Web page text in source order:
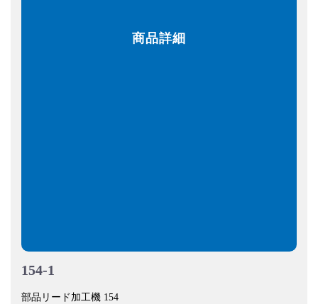
商品詳細
154-1
部品リード加工機 154